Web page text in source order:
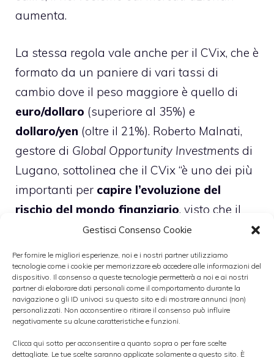
Gestisci Consenso Cookie
Per fornire le migliori esperienze, noi e i nostri partner utilizziamo
tecnologie come i cookie per memorizzare e/o accedere alle informazioni del
dispositivo. Il consenso a queste tecnologie permetterà a noi e ai nostri
partner di elaborare dati personali come il comportamento durante la
navigazione o gli ID univoci su questo sito e di mostrare annunci (non)
personalizzati. Non acconsentire o ritirare il consenso può influire
negativamente su alcune caratteristiche e funzioni.
Clicca qui sotto per acconsentire a quanto sopra o per fare scelte
dettagliate. Le tue scelte saranno applicate solamente a questo sito. È
aumenta.
La stessa regola vale anche per il CVix, che è
formato da un paniere di vari tassi di
cambio dove il peso maggiore è quello di
euro/dollaro (superiore al 35%) e
dollaro/yen (oltre il 21%). Roberto Malnati,
gestore di Global Opportunity Investments di
Lugano, sottolinea che il CVix “è uno dei più
importanti per capire l’evoluzione del
rischio del mondo finanziario, visto che il
valutario è il mercato più importante”.
►COME PROTEGGERE I PROPRI RISPARMI
DAGLI SHOCK DEI MERCATI
Malnati fa notare che “i cambi sono molto
sensibili alle grandi crisi e la volatilità è un